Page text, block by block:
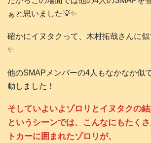
ぁと思いました💡✨
確かにイヌタクって、木村拓哉さんに
✨
他のSMAPメンバーの4人もなかなか似
動しました！
そしていよいよゾロリとイヌタクの
というシーンでは、こんなにもたく
トカーに囲まれたゾロリが、